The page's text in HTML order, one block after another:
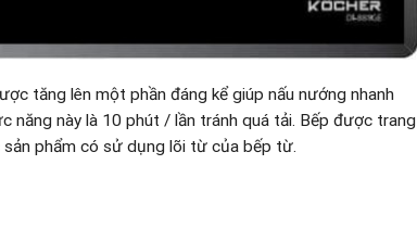
tăng lên một phần đáng kể giúp nấu nướng nhanh
năng này là 10 phút / lần tránh quá tải. Bếp được trang
phẩm có sử dụng lõi từ của bếp từ.